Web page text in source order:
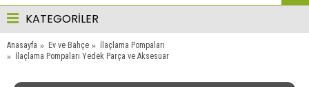
KATEGORİLER
Anasayfa Ev ve Bahçe
İlaçlama Pompaları
İlaçlama Pompaları Yedek Parça ve Aksesuar